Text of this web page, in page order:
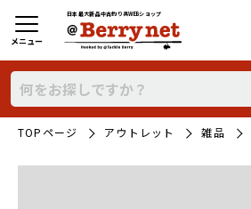
日本最大新品中古釣り具WEBショップ
メニュー
TOPページ アウトレット 雑品